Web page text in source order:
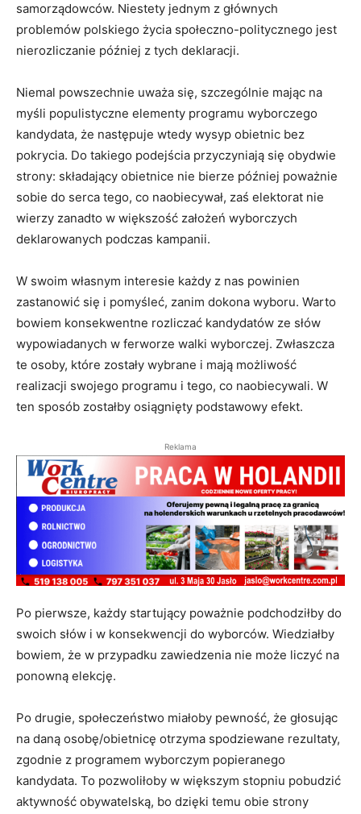
samorządowców. Niestety jednym z głównych
problemów polskiego życia społeczno-politycznego jest
nierozliczanie później z tych deklaracji.
Niemal powszechnie uważa się, szczególnie mając na
myśli populistyczne elementy programu wyborczego
kandydata, że następuje wtedy wysyp obietnic bez
pokrycia. Do takiego podejścia przyczyniają się obydwie
strony: składający obietnice nie bierze później poważnie
sobie do serca tego, co naobiecywał, zaś elektorat nie
wierzy zanadto w większość założeń wyborczych
deklarowanych podczas kampanii.
W swoim własnym interesie każdy z nas powinien
zastanowić się i pomyśleć, zanim dokona wyboru. Warto
bowiem konsekwentne rozliczać kandydatów ze słów
wypowiadanych w ferworze walki wyborczej. Zwłaszcza
te osoby, które zostały wybrane i mają możliwość
realizacji swojego programu i tego, co naobiecywali. W
ten sposób zostałby osiągnięty podstawowy efekt.
Reklama
Po pierwsze, każdy startujący poważnie podchodziłby do
swoich słów i w konsekwencji do wyborców. Wiedziałby
bowiem, że w przypadku zawiedzenia nie może liczyć na
ponowną elekcję.
Po drugie, społeczeństwo miałoby pewność, że głosując
na daną osobę/obietnicę otrzyma spodziewane rezultaty,
zgodnie z programem wyborczym popieranego
kandydata. To pozwoliłoby w większym stopniu pobudzić
aktywność obywatelską, bo dzięki temu obie strony